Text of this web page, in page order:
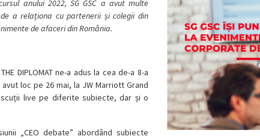
anului 2022, SG GSC a avut multe
a relaționa cu partenerii și colegii din
de afaceri din România.
DIPLOMAT ne-a adus la cea de-a 8-a
loc pe 26 mai, la JW Marriott Grand
live pe diferite subiecte, dar și o
„CEO debate” abordând subiecte